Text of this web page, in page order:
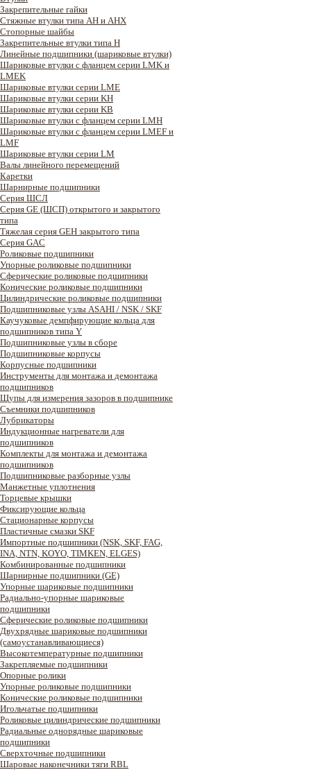
Закрепительные гайки
Стяжные втулки типа AH и AHX
Стопорные шайбы
Закрепительные втулки типа H
Линейные подшипники (шариковые втулки)
Шариковые втулки с фланцем серии LMK и
LMEK
Шариковые втулки серии LME
Шариковые втулки серии KH
Шариковые втулки серии KB
Шариковые втулки с фланцем серии LMH
Шариковые втулки с фланцем серии LMEF и
LMF
Шариковые втулки серии LM
Валы линейного перемещений
Каретки
Шарнирные подшипники
Cерия ШСЛ
Серия GE (ШСП) открытого и закрытого
типа
Тяжелая серия GEH закрытого типа
Серия GAC
Роликовые подшипники
Упорные роликовые подшипники
Сферические роликовые подшипники
Конические роликовые подшипники
Цилиндрические роликовые подшипники
Подшипниковые узлы ASAHI / NSK / SKF
Каучуковые демпфирующие кольца для
подшипников типа Y
Подшипниковые узлы в сборе
Подшипниковые корпусы
Корпусные подшипники
Инструменты для монтажа и демонтажа
подшипников
Щупы для измерения зазоров в подшипнике
Съемники подшипников
Лубрикаторы
Индукционные нагреватели для
подшипников
Комплекты для монтажа и демонтажа
подшипников
Подшипниковые разборные узлы
Манжетные уплотнения
Торцевые крышки
Фиксирующие кольца
Стационарные корпусы
Пластичные смазки SKF
Импортные подшипники (NSK, SKF, FAG,
INA, NTN, KOYO, TIMKEN, ELGES)
Комбинированные подшипники
Шарнирные подшипники (GE)
Упорные шариковые подшипники
Радиально-упорные шариковые
подшипники
Сферические роликовые подшипники
Двухрядные шариковые подшипники
(самоустанавливающиеся)
Высокотемпературные подшипники
Закрепляемые подшипники
Опорные ролики
Упорные роликовые подшипники
Конические роликовые подшипники
Игольчатые подшипники
Роликовые цилиндрические подшипники
Радиальные однорядные шариковые
подшипники
Сверхточные подшипники
Шаровые наконечники тяги RBL